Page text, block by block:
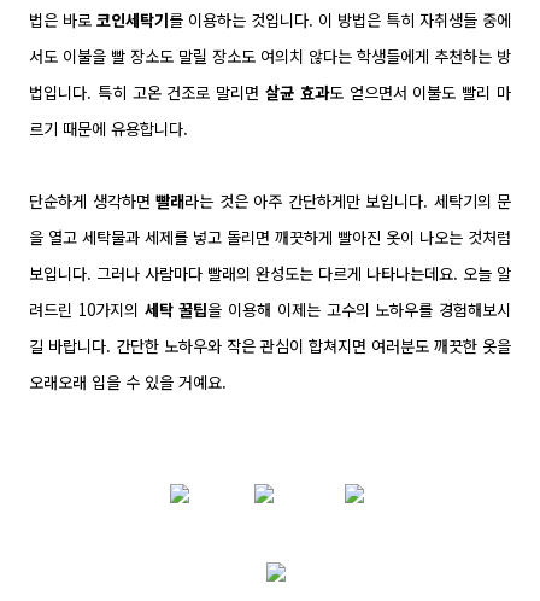
법은 바로 코인세탁기를 이용하는 것입니다. 이 방법은 특히 자취생들 중에
서도 이불을 빨 장소도 말릴 장소도 여의치 않다는 학생들에게 추천하는 방
법입니다. 특히 고온 건조로 말리면 살균 효과도 얻으면서 이불도 빨리 마
르기 때문에 유용합니다.
단순하게 생각하면 빨래라는 것은 아주 간단하게만 보입니다. 세탁기의 문
을 열고 세탁물과 세제를 넣고 돌리면 깨끗하게 빨아진 옷이 나오는 것처럼
보입니다. 그러나 사람마다 빨래의 완성도는 다르게 나타나는데요. 오늘 알
려드린 10가지의 세탁 꿀팁을 이용해 이제는 고수의 노하우를 경험해보시
길 바랍니다. 간단한 노하우와 작은 관심이 합쳐지면 여러분도 깨끗한 옷을
오래오래 입을 수 있을 거예요.